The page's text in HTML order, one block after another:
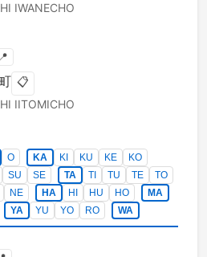
IWANECHO
📍
📋
IITOMICHO
O KA KI KU KE
KO
SU SE TA TI TU TE
TO
NE HA HI HU HO
MA
YA YU YO RO WA